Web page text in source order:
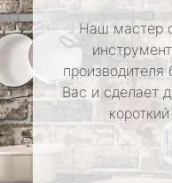
Наш мастер
производителя
Вас и сделает